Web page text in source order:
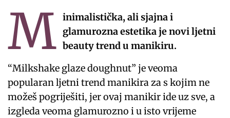
M inimalistička, ali sjajna i
glamurozna estetika je novi ljetni
beauty trend u manikiru.
“Milkshake glaze doughnut” je veoma
popularan ljetni trend manikira za s kojim ne
možeš pogriješiti, jer ovaj manikir ide uz sve, a
izgleda veoma glamurozno i u isto vrijeme